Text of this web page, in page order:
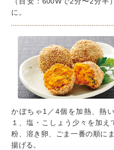
に。
かぼちゃ1／4個を加熱、熱
１、塩・こしょう少々を加
粉、溶き卵、ごま一番の順に
揚げる。